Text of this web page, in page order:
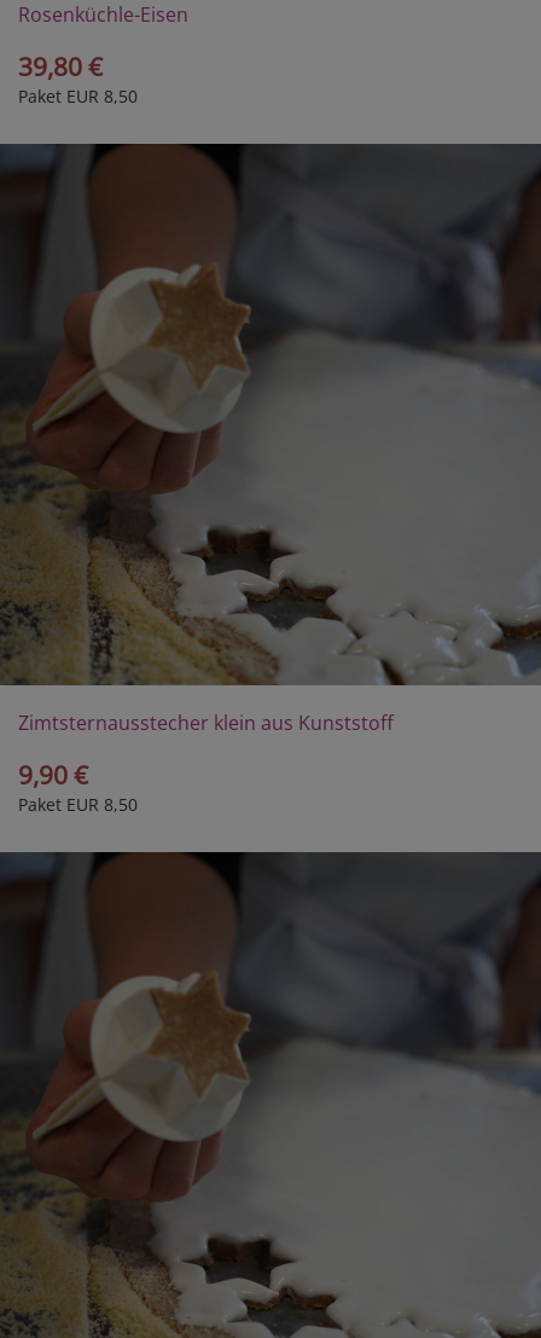
Rosenküchle-Eisen
39,80 €
Paket EUR 8,50
Zimtsternausstecher klein aus Kunststoff
9,90 €
Paket EUR 8,50